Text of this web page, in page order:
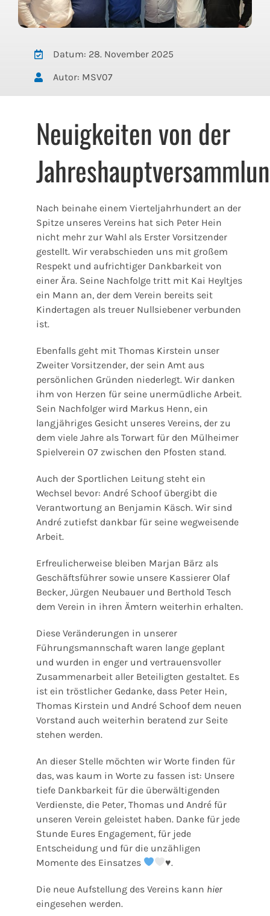
Datum: 28. November 2025
Autor: MSV07
Neuigkeiten von der
Nach beinahe einem Vierteljahrhundert an der
Spitze unseres Vereins hat sich Peter Hein
nicht mehr zur Wahl als Erster Vorsitzender
gestellt. Wir verabschieden uns mit großem
Respekt und aufrichtiger Dankbarkeit von
einer Ära. Seine Nachfolge tritt mit Kai Heyltjes
ein Mann an, der dem Verein bereits seit
Kindertagen als treuer Nullsiebener verbunden
ist.
Ebenfalls geht mit Thomas Kirstein unser
Zweiter Vorsitzender, der sein Amt aus
persönlichen Gründen niederlegt. Wir danken
ihm von Herzen für seine unermüdliche Arbeit.
Sein Nachfolger wird Markus Henn, ein
langjähriges Gesicht unseres Vereins, der zu
dem viele Jahre als Torwart für den Mülheimer
Spielverein 07 zwischen den Pfosten stand.
Auch der Sportlichen Leitung steht ein
Wechsel bevor: André Schoof übergibt die
Verantwortung an Benjamin Käsch. Wir sind
André zutiefst dankbar für seine wegweisende
Arbeit.
Erfreulicherweise bleiben Marjan Bärz als
Geschäftsführer sowie unsere Kassierer Olaf
Becker, Jürgen Neubauer und Berthold Tesch
dem Verein in ihren Ämtern weiterhin erhalten.
Diese Veränderungen in unserer
Führungsmannschaft waren lange geplant
und wurden in enger und vertrauensvoller
Zusammenarbeit aller Beteiligten gestaltet. Es
ist ein tröstlicher Gedanke, dass Peter Hein,
Thomas Kirstein und André Schoof dem neuen
Vorstand auch weiterhin beratend zur Seite
stehen werden.
An dieser Stelle möchten wir Worte finden für
das, was kaum in Worte zu fassen ist: Unsere
tiefe Dankbarkeit für die überwältigenden
Verdienste, die Peter, Thomas und André für
unseren Verein geleistet haben. Danke für jede
Stunde Eures Engagement, für jede
Entscheidung und für die unzähligen
Momente des Einsatzes
♥.
Die neue Aufstellung des Vereins kann hier
eingesehen werden.